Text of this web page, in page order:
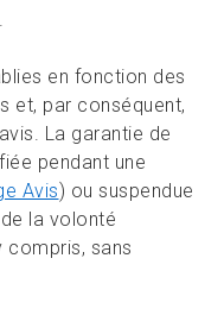
en fonction des
et, par conséquent,
La garantie de
pendant une
Avis) ou suspendue
la volonté
compris, sans